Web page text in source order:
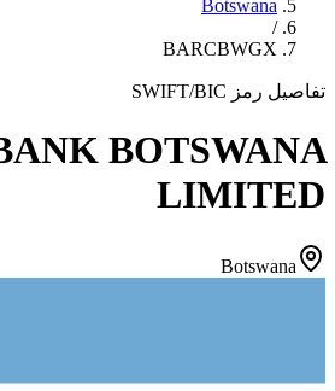
Botswana
/
BARCBWGX
تفاصيل رمز SWIFT/BIC
BOTSWANA
LIMITED
Botswana